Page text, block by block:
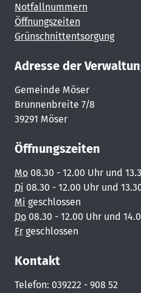
Notfallnummern
Öffnungszeiten
Grünschnittentsorgung
Adresse der
Gemeinde Möser
Brunnenbreite 7/8
39291 Möser
Öffnungszeiten
Mo 08.30 - 12.00 Uhr und
Di 08.30 - 12.00 Uhr und
Mi geschlossen
Do 08.30 - 12.00 Uhr und
Fr geschlossen
Kontakt
Telefon: 039222 - 908 52